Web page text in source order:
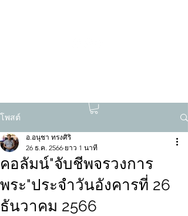
โพสต์
คอลัมน์"จับชีพจรวงการ
พระ"ประจำวันอังคารที่ 26
ธันวาคม 2566
อ.อนุชา ทรงศิริ
26 ธ.ค. 2566 ยาว 1 นาที